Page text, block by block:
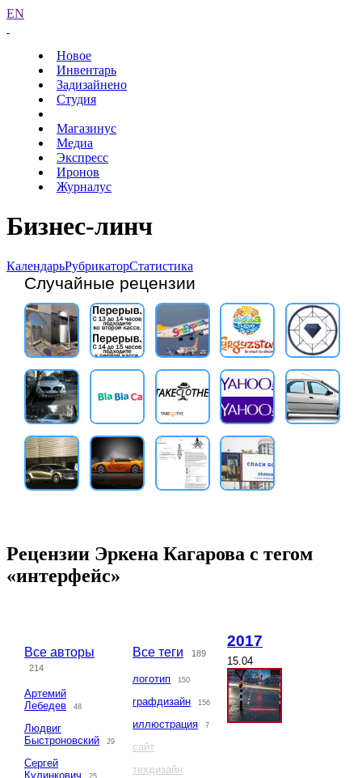
EN
Новое
Инвентарь
Задизайнено
Студия
Магазинус
Медиа
Экспресс
Иронов
Журналус
Бизнес-линч
КалендарьРубрикаторСтатистика
Случайные рецензии
Рецензии Эркена Кагарова с тегом
«интерфейс»
Все авторы
214
Артемий
Лебедев
48
Людвиг
Быстроновский
29
Сергей
Кулинкович
Все теги 189
логотип 150
графдизайн 156
иллюстрация 7
сайт
техдизайн
2017
15.04